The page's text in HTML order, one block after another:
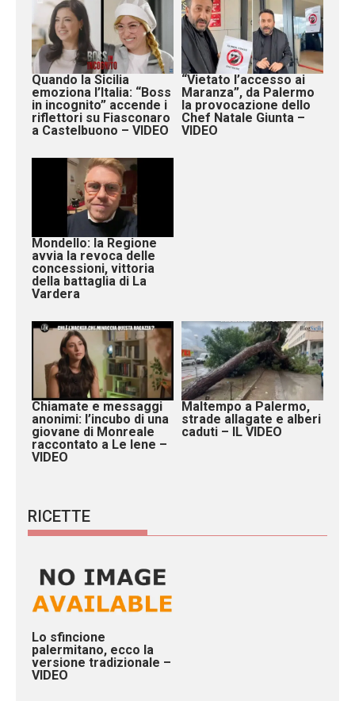
Quando la Sicilia
emoziona l’Italia: “Boss
in incognito” accende i
riflettori su Fiasconaro
a Castelbuono – VIDEO
“Vietato l’accesso ai
Maranza”, da Palermo
la provocazione dello
Chef Natale Giunta –
VIDEO
Mondello: la Regione
avvia la revoca delle
concessioni, vittoria
della battaglia di La
Vardera
Chiamate e messaggi
anonimi: l’incubo di una
giovane di Monreale
raccontato a Le Iene –
VIDEO
Maltempo a Palermo,
strade allagate e alberi
caduti – IL VIDEO
RICETTE
Lo sfincione
palermitano, ecco la
versione tradizionale –
VIDEO